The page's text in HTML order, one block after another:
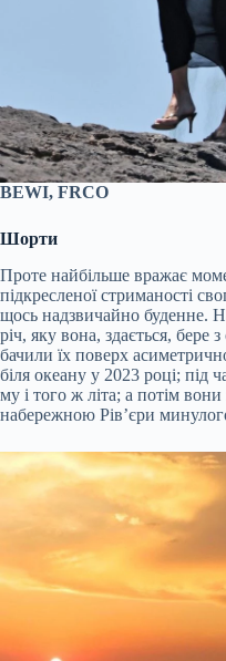
BEWI, FRCO
Шорти
Проте найбільше вражає
підкресленої стриманості
щось надзвичайно буденне.
річ, яку вона, здається,
бачили їх поверх
біля океану у 2023 році; під
му і того ж літа; а потім
набережною Рів’єри